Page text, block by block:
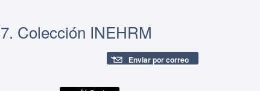
Colección INEHRM
Enviar por correo